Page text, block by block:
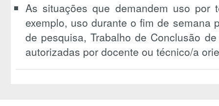
As situações que demandem uso por
exemplo, uso durante o fim de semana
de pesquisa, Trabalho de Conclusão
autorizadas por docente ou técnico/a